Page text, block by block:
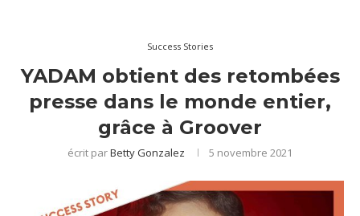
Success Stories
YADAM obtient des retombées
presse dans le monde entier,
grâce à Groover
écrit parBetty Gonzalez 5 novembre 2021